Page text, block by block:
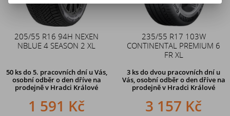
205/55 R16 94H NEXEN
NBLUE 4 SEASON 2 XL
50 ks do 5. pracovních dní u Vás,
osobní odběr o den dříve na
prodejněv Hradci Králové
1 591 Kč
235/55 R17 103W
CONTINENTAL PREMIUM 6
FR XL
3 ksdo dvou pracovních dní u
Vás, osobní odběr o den dřívena
prodejně v Hradci Králové
3 157 Kč
Duše 12x4 (4.00-4) kovový
zahnutý ventil TR87
242 Kč